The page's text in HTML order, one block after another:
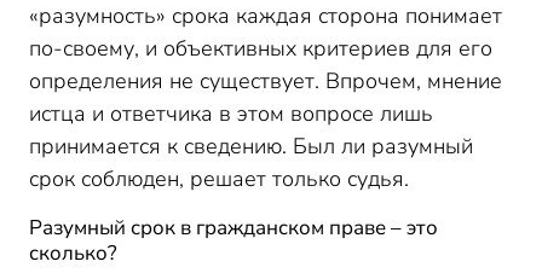
«разумность» срока каждая сторона понимает
по-своему, и объективных критериев для его
определения не существует. Впрочем, мнение
истца и ответчика в этом вопросе лишь
принимается к сведению. Был ли разумный
срок соблюден, решает только судья.
Разумный срок в гражданском праве – это
сколько?